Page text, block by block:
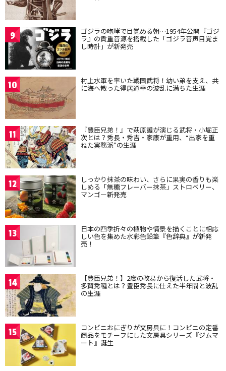
9 ゴジラの咆哮で目覚める朝…1954年公開『ゴジ
ラ』の貴重音源を搭載した「ゴジラ音声目覚ま
し時計」が新発売
10 村上水軍を率いた戦国武将！幼い弟を支え、共
に海へ散った得居通幸の波乱に満ちた生涯
11 『豊臣兄弟！』で萩原護が演じる武将・小堀正
次とは？秀長・秀吉・家康が重用、“出家を重
ねた実務派”の生涯
12 しっかり抹茶の味わい、さらに果実の香りも楽
しめる「無糖フレーバー抹茶」ストロベリー、
マンゴー新発売
13 日本の四季折々の植物や情景を描くことに相応
しい色を集めた水彩色鉛筆『色辞典』が新発
売！
14 【豊臣兄弟！】2度の改易から復活した武将・
多賀秀種とは？豊臣秀長に仕えた半年間と波乱
の生涯
15 コンビニおにぎりが文房具に！コンビニの定番
商品をモチーフにした文房具シリーズ『ジムマ
ート』誕生